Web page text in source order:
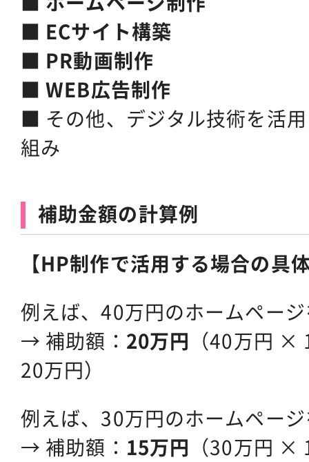
■ ECサイト構築
■ PR動画制作
■ WEB広告制作
■ その他、デジタル技術を活
組み
補助金額の計算例
【HP制作で活用する場合の具
例えば、40万円のホームペー
→ 補助額： 20万円 （40万円
20万円）
例えば、30万円のホームペー
→ 補助額： 15万円 （30万円